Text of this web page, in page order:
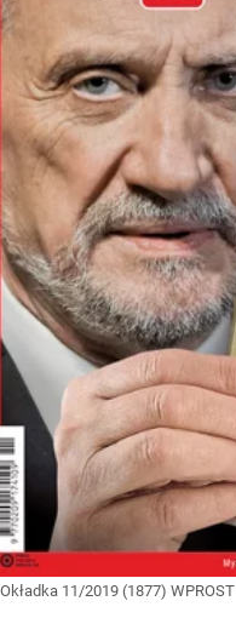
Okładka 11/2019 (1877) WPROST